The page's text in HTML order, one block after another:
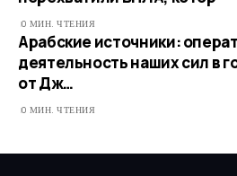
0 МИН. ЧТЕНИЯ
Арабские источники:
деятельность наших сил в
от Дж…​
0 МИН. ЧТЕНИЯ